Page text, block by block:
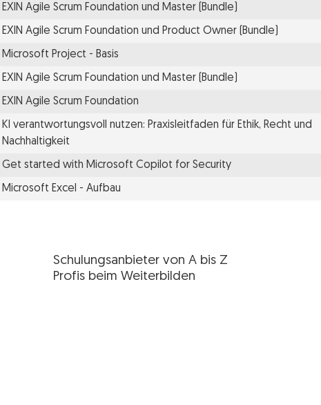
EXIN Agile Scrum Foundation und Master (Bundle)
EXIN Agile Scrum Foundation und Product Owner (Bundle)
Microsoft Project - Basis
EXIN Agile Scrum Foundation und Master (Bundle)
EXIN Agile Scrum Foundation
KI verantwortungsvoll nutzen: Praxisleitfaden für Ethik, Recht und
Nachhaltigkeit
Get started with Microsoft Copilot for Security
Microsoft Excel - Aufbau
Schulungsanbieter von A bis Z
Profis beim Weiterbilden